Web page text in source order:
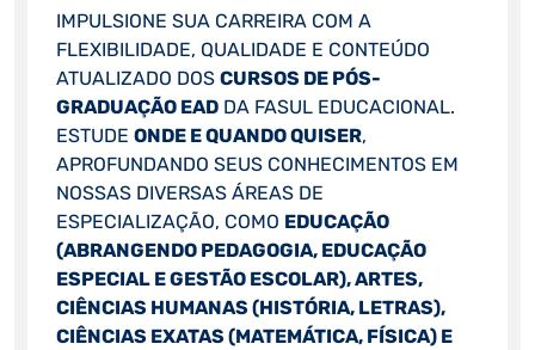
IMPULSIONE SUA CARREIRA COM A
FLEXIBILIDADE, QUALIDADE E CONTEÚDO
ATUALIZADO DOS CURSOS DE PÓS-
GRADUAÇÃO EADDA FASUL EDUCACIONAL.
ESTUDE ONDE E QUANDO QUISER,
APROFUNDANDO SEUS CONHECIMENTOS EM
NOSSAS DIVERSAS ÁREAS DE
ESPECIALIZAÇÃO, COMO EDUCAÇÃO
(ABRANGENDO PEDAGOGIA, EDUCAÇÃO
ESPECIAL E GESTÃO ESCOLAR), ARTES,
CIÊNCIAS HUMANAS (HISTÓRIA, LETRAS),
CIÊNCIAS EXATAS (MATEMÁTICA, FÍSICA) E